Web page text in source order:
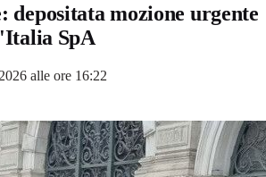
depositata mozione urgente
SpA
alle ore 16:22